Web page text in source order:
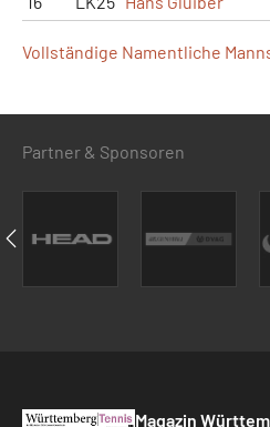
Vollständige Namentliche
Partner & Sponsoren
Magazin